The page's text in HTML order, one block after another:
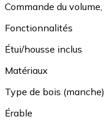
Commande du volume,
Fonctionnalités
Étui/housse inclus
Matériaux
Type de bois (manche)
Érable